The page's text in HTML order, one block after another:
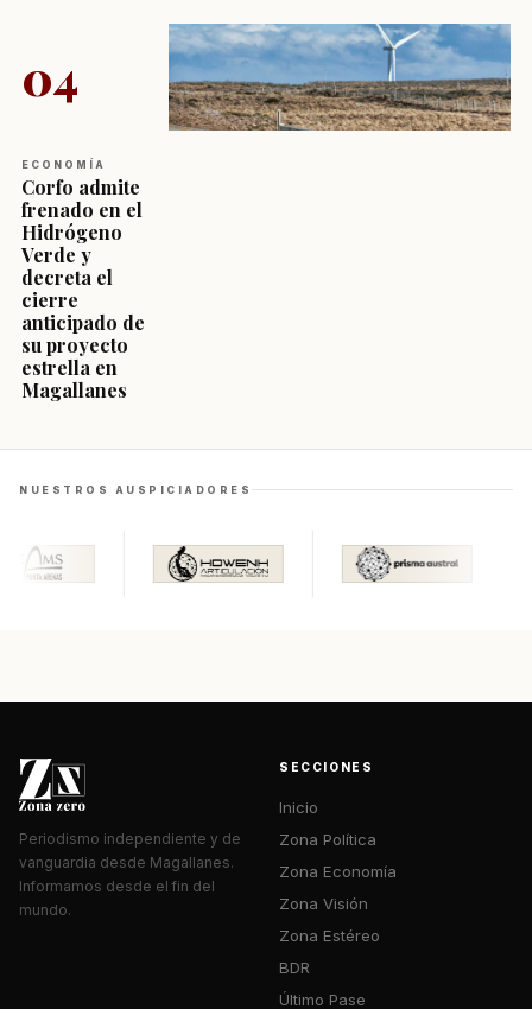
04
ECONOMÍA
Corfo admite
frenado en el
Hidrógeno
Verde y
decreta el
cierre
anticipado de
su proyecto
estrella en
Magallanes
NUESTROS AUSPICIADORES
Periodismo independiente y de
vanguardia desde Magallanes.
Informamos desde el fin del
mundo.
SECCIONES
Inicio
Zona Política
Zona Economía
Zona Visión
Zona Estéreo
BDR
Último Pase